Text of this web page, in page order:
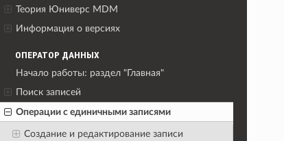
Теория Юниверс MDM
Информация о версиях
ОПЕРАТОР ДАННЫХ
Начало работы: раздел "Главная"
Поиск записей
Операции с единичными записями
Создание и редактирование записи